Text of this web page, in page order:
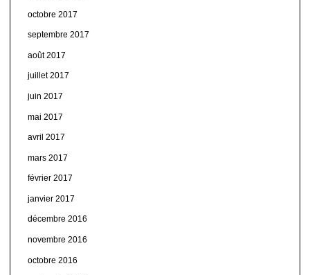
octobre 2017
septembre 2017
août 2017
juillet 2017
juin 2017
mai 2017
avril 2017
mars 2017
février 2017
janvier 2017
décembre 2016
novembre 2016
octobre 2016